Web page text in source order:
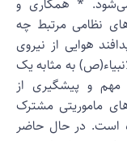
* همکاری و
مرتبط چه
هوایی از نیروی
به مثابه یک
و پیشگیری از
مشترک
در حال حاضر